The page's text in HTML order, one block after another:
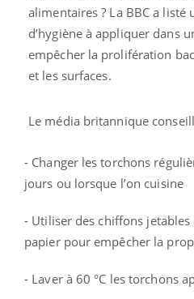
alimentaires ? La BBC a listé
d’hygiène à appliquer dans
empêcher la prolifération
et les surfaces.
Le média britannique
- Changer les torchons
jours ou lorsque l’on cuisine
- Utiliser des chiffons jetables
papier pour empêcher la
- Laver à 60 °C les torchons